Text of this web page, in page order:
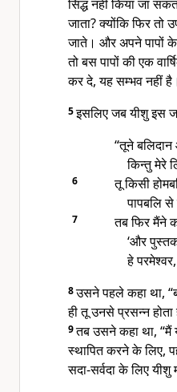
सिद्ध नहीं किया जा
जाता? क्योंकि फिर तो
जाते। और अपने पापों
तो बस पापों की एक
कर दे, यह सम्भव नहीं है।
5इसलिए जब यीशु इस
“तूने
किन्तु मेरे
6
तू किसी
पापबलि
7
तब फिर मैंने
‘और
हे
8उसने पहले कहा था,
ही तू उनसे प्रसन्न होता
9तब उसने कहा था, “मैं
स्थापित करने के लिए,
सदा-सर्वदा के लिए यीशु